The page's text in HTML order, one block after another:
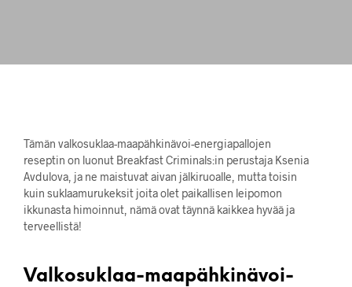
Tämän valkosuklaa-maapähkinävoi-energiapallojen
reseptin on luonut Breakfast Criminals:in perustaja Ksenia
Avdulova, ja ne maistuvat aivan jälkiruoalle, mutta toisin
kuin suklaamurukeksit joita olet paikallisen leipomon
ikkunasta himoinnut, nämä ovat täynnä kaikkea hyvää ja
terveellistä!
Valkosuklaa-maapähkinävoi-